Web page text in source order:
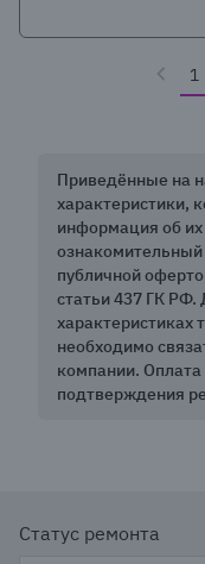
1
Приведённые на
характеристики,
информация об их
ознакомительный
публичной
статьи 437 ГК
характеристиках
необходимо
компании. Оплата
подтверждения
Статус ремонта